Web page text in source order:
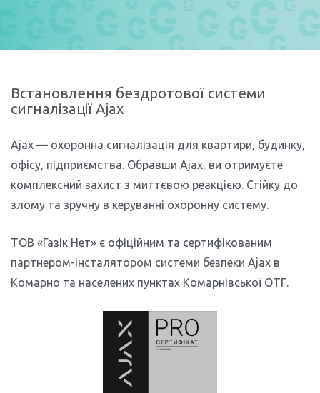
Встановлення бездротової системи
сигналізації Ajax
Ajax — охоронна сигналізація для квартири, будинку,
офісу, підприємства. Обравши Ajax, ви отримуєте
комплексний захист з миттєвою реакцією. Стійку до
злому та зручну в керуванні охоронну систему.
ТОВ «Газік Нет» є офіційним та сертифікованим
партнером-інсталятором системи безпеки Ajax в
Комарно та населених пунктах Комарнівської ОТГ.